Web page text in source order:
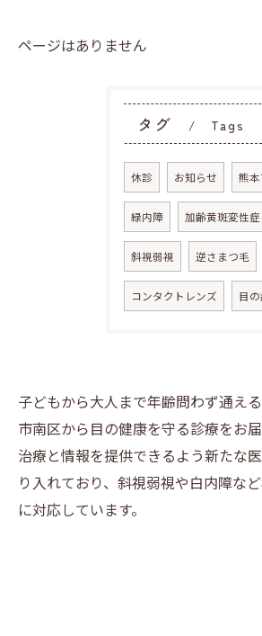
ページはありません
タグ Tags
休診 お知らせ 熊
緑内障 加齢黄斑変性症
斜視弱視 逆さまつ毛
コンタクトレンズ 目
子どもから大人まで年齢問わず通え
市南区から目の健康を守る診療をお
治療と情報を提供できるよう新たな
り入れており、斜視弱視や白内障な
に対応しています。